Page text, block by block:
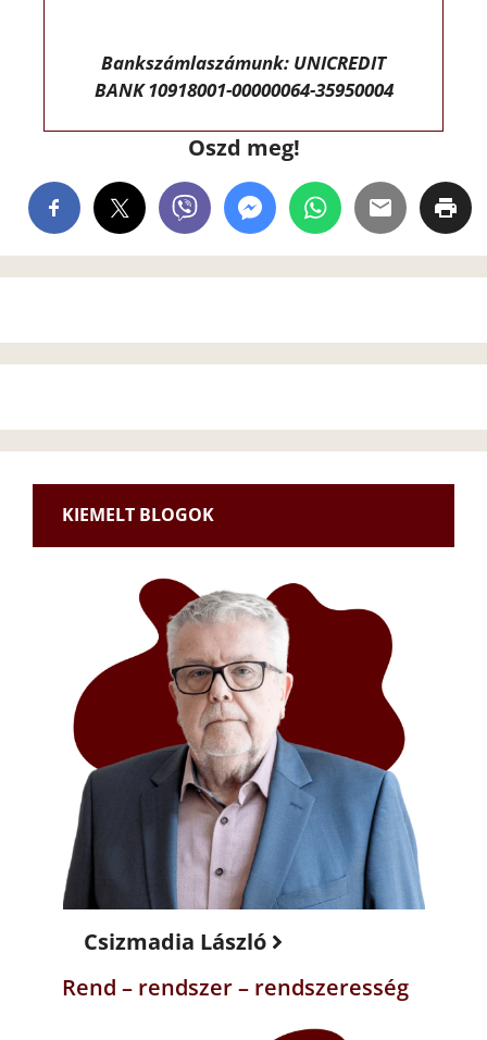
Bankszámlaszámunk: UNICREDIT
BANK 10918001-00000064-35950004
Oszd meg!
KIEMELT BLOGOK
Csizmadia László
Rend – rendszer – rendszeresség